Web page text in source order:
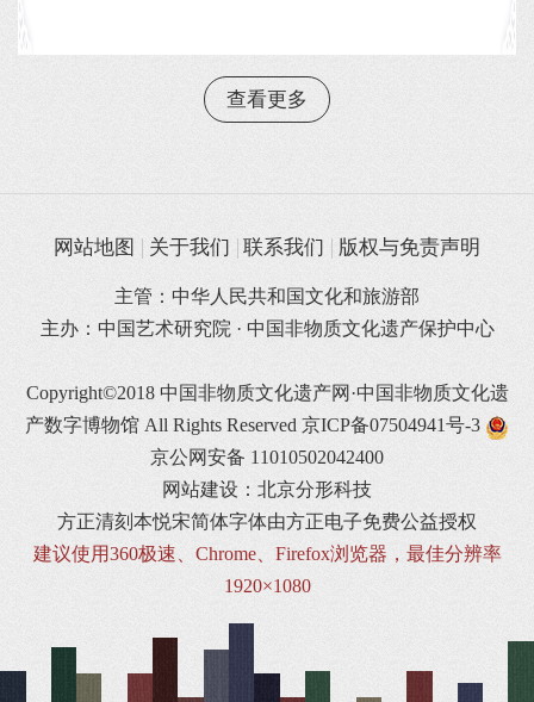
查看更多
网站地图 关于我们 联系我们 版权与免责声明
主管：中华人民共和国文化和旅游部
主办：中国艺术研究院 · 中国非物质文化遗产保护中心
Copyright©2018 中国非物质文化遗产网·中国非物质文化遗
产数字博物馆 All Rights Reserved 京ICP备07504941号-3
京公网安备 11010502042400
网站建设：北京分形科技
方正清刻本悦宋简体字体由方正电子免费公益授权
建议使用360极速、Chrome、Firefox浏览器，最佳分辨率
1920×1080